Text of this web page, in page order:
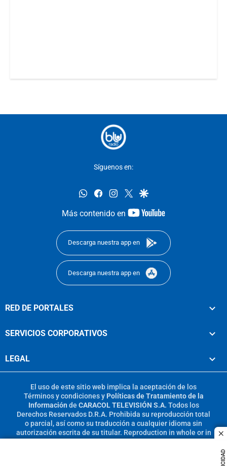
Síguenos en:
whatsappfacebookinstagram
twittergoogle
Más contenido en
youtube-
Descarga nuestra app en
Descarga nuestra app en
RED DE PORTALES
SERVICIOS CORPORATIVOS
LEGAL
El uso de este sitio web implica la aceptación de los
Términos y condicionesy Políticas de Tratamiento de la
Información de CARACOL TELEVISIÓN S.A. Todos los
Derechos Reservados D.R.A. Prohibida su reproducción total
o parcial, así como su traducción a cualquier idioma sin
autorización escrita de su titular. Reproduction in whole or in